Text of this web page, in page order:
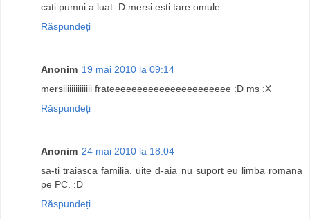
cati pumni a luat :D mersi esti tare omule
Răspundeți
Anonim 19 mai 2010 la 09:14
mersiiiiiiiiiiiiii frateeeeeeeeeeeeeeeeeeeeee :D ms :X
Răspundeți
Anonim 24 mai 2010 la 18:04
sa-ti traiasca familia. uite d-aia nu suport eu limba romana
pe PC. :D
Răspundeți